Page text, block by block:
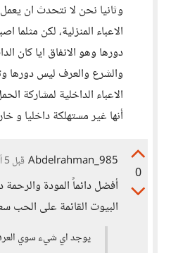
وثانيا نحن لا نتحدث ان
الاعباء المنزلية، لكن
دورها وهو الانفاق ايا كان
والشرع والعرف ليس دورها
الاعباء الداخلية لمشاركة
أنها غير مستهلكة داخليا و
0
Abdelrahman_985 قبل 5 أشهر
أفضل دائماً المودة
البيوت القائمة على الحب
يوجد اي شيء سوي